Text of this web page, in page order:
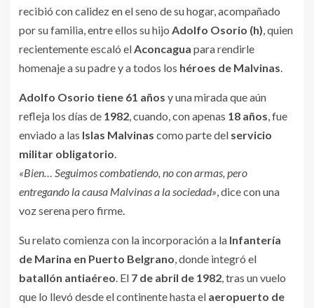
recibió con calidez en el seno de su hogar, acompañado
por su familia, entre ellos su hijo Adolfo Osorio (h), quien
recientemente escaló elAconcagua para rendirle
homenaje a su padre y a todos los héroes de Malvinas.
Adolfo Osorio tiene 61 años y una mirada que aún
refleja los días de 1982, cuando, con apenas 18 años, fue
enviado a las Islas Malvinas como parte del servicio
militar obligatorio.
«Bien… Seguimos combatiendo, no con armas, pero
entregando la causa Malvinas a la sociedad», dice con una
voz serena pero firme.
Su relato comienza con la incorporación a la Infantería
de Marina en Puerto Belgrano, donde integró el
batallón antiaéreo. El 7 de abril de 1982, tras un vuelo
que lo llevó desde el continente hasta el aeropuerto de